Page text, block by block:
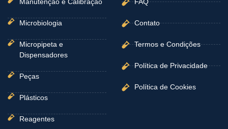
Manutenção e Calibração
Microbiologia
Micropipeta e
Dispensadores
Peças
Plásticos
Reagentes
FAQ
Contato
Termos e Condições
Política de Privacidade
Política de Cookies